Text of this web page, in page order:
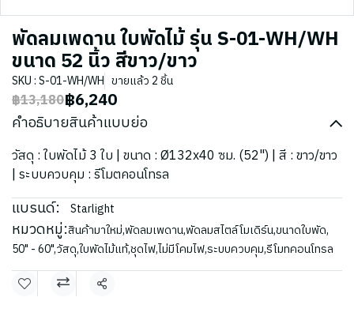
พัดลมเพดาน ใบพัดไม้ รุ่น S-01-WH/WH
ขนาด 52 นิ้ว สีขาว/ขาว
SKU : S-01-WH/WH ขายแล้ว 2 ชิ้น
฿13,180฿6,240
คำอธิบายสินค้าแบบย่อ
วัสดุ : ใบพัดไม้ 3 ใบ | ขนาด : Ø132x40 ซม. (52") | สี : ขาว/ขาว
| ระบบควบคุม : รีโมตคอนโทรล
แบรนด์: Starlight
หมวดหมู่:สินค้ามาใหม่,พัดลมเพดาน,พัดลมสไตล์โมเดิร์น,ขนาดใบพัด,
50" - 60",วัสดุ,ใบพัดไม้แท้,ชุดไฟ,ไม่มีโคมไฟ,ระบบควบคุม,รีโมทคอนโทรล
แชร์